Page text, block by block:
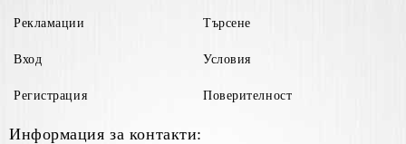
Рекламации
Вход
Регистрация
Търсене
Условия
Поверителност
Информация за контакти: